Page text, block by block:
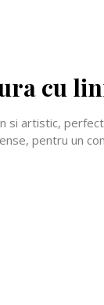
cu
si artistic,
pentru un